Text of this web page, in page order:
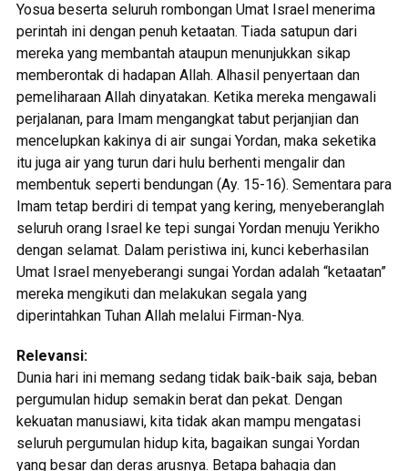
Yosua beserta seluruh rombongan Umat Israel menerima
perintah ini dengan penuh ketaatan. Tiada satupun dari
mereka yang membantah ataupun menunjukkan sikap
memberontak di hadapan Allah. Alhasil penyertaan dan
pemeliharaan Allah dinyatakan. Ketika mereka mengawali
perjalanan, para Imam mengangkat tabut perjanjian dan
mencelupkan kakinya di air sungai Yordan, maka seketika
itu juga air yang turun dari hulu berhenti mengalir dan
membentuk seperti bendungan (Ay. 15-16). Sementara para
Imam tetap berdiri di tempat yang kering, menyeberanglah
seluruh orang Israel ke tepi sungai Yordan menuju Yerikho
dengan selamat. Dalam peristiwa ini, kunci keberhasilan
Umat Israel menyeberangi sungai Yordan adalah “ketaatan”
mereka mengikuti dan melakukan segala yang
diperintahkan Tuhan Allah melalui Firman-Nya.
Relevansi:
Dunia hari ini memang sedang tidak baik-baik saja, beban
pergumulan hidup semakin berat dan pekat. Dengan
kekuatan manusiawi, kita tidak akan mampu mengatasi
seluruh pergumulan hidup kita, bagaikan sungai Yordan
yang besar dan deras arusnya. Betapa bahagia dan